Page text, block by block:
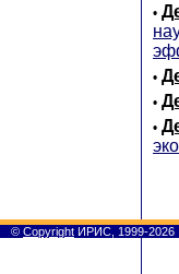
•
•
•
•
© Copyright ИРИС, 1999-2026